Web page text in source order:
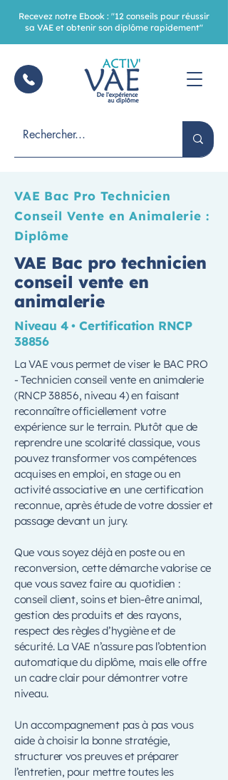
Recevez notre Ebook : "12 conseils pour réussir
sa VAE et obtenir son diplôme rapidement"
VAE Bac Pro Technicien
Conseil Vente en Animalerie :
Diplôme
VAE Bac pro technicien
conseil vente en
animalerie
Niveau 4 • Certification RNCP
38856
La VAE vous permet de viser le BAC PRO
- Technicien conseil vente en animalerie
(RNCP 38856, niveau 4) en faisant
reconnaître officiellement votre
expérience sur le terrain. Plutôt que de
reprendre une scolarité classique, vous
pouvez transformer vos compétences
acquises en emploi, en stage ou en
activité associative en une certification
reconnue, après étude de votre dossier et
passage devant un jury.
Que vous soyez déjà en poste ou en
reconversion, cette démarche valorise ce
que vous savez faire au quotidien :
conseil client, soins et bien-être animal,
gestion des produits et des rayons,
respect des règles d’hygiène et de
sécurité. La VAE n’assure pas l’obtention
automatique du diplôme, mais elle offre
un cadre clair pour démontrer votre
niveau.
Un accompagnement pas à pas vous
aide à choisir la bonne stratégie,
structurer vos preuves et préparer
l’entretien, pour mettre toutes les